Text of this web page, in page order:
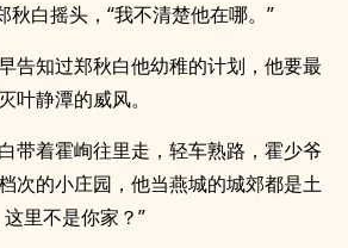
秋白摇头，“我不清楚他在哪。”
告知过郑秋白他幼稚的计划，他要最
叶静潭的威风。
带着霍峋往里走，轻车熟路，霍少爷
次的小庄园，他当燕城的城郊都是土
里不是你家？”